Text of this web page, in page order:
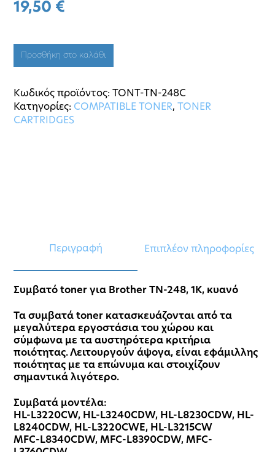
19,50 €
Προσθήκη στο καλάθι
Κωδικός προϊόντος:TONT-TN-248C
Κατηγορίες: COMPATIBLE TONER,TONER
CARTRIDGES
Περιγραφή Επιπλέον πληροφορίες
Συμβατό toner για Brother TN-248, 1K, κυανό
Τα συμβατά toner κατασκευάζονται από τα
μεγαλύτερα εργοστάσια του χώρου και
σύμφωνα με τα αυστηρότερα κριτήρια
ποιότητας. Λειτουργούν άψογα, είναι εφάμιλλης
ποιότητας με τα επώνυμα και στοιχίζουν
σημαντικά λιγότερο.
Συμβατά μοντέλα:
HL-L3220CW, HL-L3240CDW, HL-L8230CDW, HL-
L8240CDW, HL-L3220CWE, HL-L3215CW
MFC-L8340CDW, MFC-L8390CDW, MFC-